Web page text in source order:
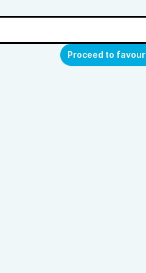
Proceed to